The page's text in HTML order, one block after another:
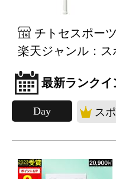
チトセスポー
楽天ジャンル：
最新ランクイ
Day ス